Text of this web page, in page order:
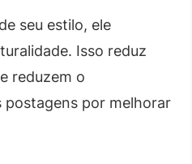
seu estilo, ele
Isso reduz
reduzem o
postagens por melhorar